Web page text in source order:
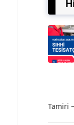
Tamiri